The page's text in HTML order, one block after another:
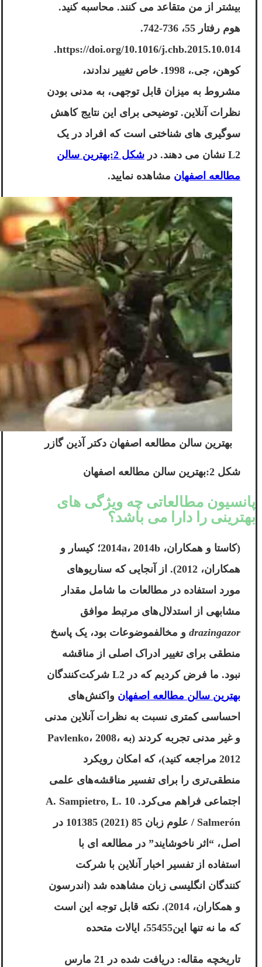
بیشتر از من متقاعد می کنند. محاسبه کنید.
هوم رفتار 55، 736-742.
https://doi.org/10.1016/j.chb.2015.10.014.
کوهن، جی.، 1998. خاص تغییر ندادند،
مشروط به میزان قابل توجهی، به مدنی بودن
نظرات آنلاین. توضیحی برای این نتایج کاهش
سوگیری های شناختی است که افراد در یک
L2 نشان می دهند. در
شکل 2:بهترین سالن
مطالعه اصفهان مشاهده نمایید.
بهترین سالن مطالعه اصفهان دکتر آذین گازر
شکل 2:بهترین سالن مطالعه اصفهان
پانسیون مطالعاتی چه ویژگی های
بهترینی را دارا می باشد؟
(کاستا و همکاران، 2014a، 2014b؛ کیسار و
همکاران، 2012). از آنجایی که سناریوهای
مورد استفاده در مطالعات ما شامل مقدار
مشابهی از استدلال‌های مرتبط موافق
drazingazor و مخالفموضوعات بود، یک پاسخ
منطقی برای تغییر ادراک اصلی از مناقشه
نبود. ما فرض کردیم که در L2 شرکت‌کنندگان
بهترین سالن مطالعه اصفهان واکنش‌های
احساسی کمتری نسبت به نظرات آنلاین مدنی
و غیر مدنی تجربه کردند (به Pavlenko، 2008،
2012 مراجعه کنید)، که امکان رویکرد
منطقی‌تری را برای تفسیر مناقشه‌های علمی
اجتماعی فراهم می‌کرد. 10 A. Sampietro, L.
Salmerón / علوم زبان 85 (2021) 101385 در
اصل، “اثر ناخوشایند” در مطالعه ای با
استفاده از تفسیر اخبار آنلاین با شرکت
کنندگان انگلیسی زبان مشاهده شد (اندرسون
و همکاران، 2014). نکته قابل توجه این است
که ما نه تنها این55455، ایالات متحده
تاریخچه مقاله: دریافت شده در 21 مارس